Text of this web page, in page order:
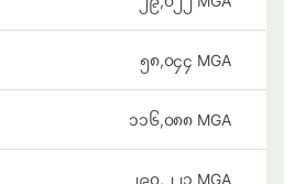
၅၈,၀၄၄ MGA
၁၁၆,၀၈၈ MGA
၂၉၀,၂၂၁ MGA